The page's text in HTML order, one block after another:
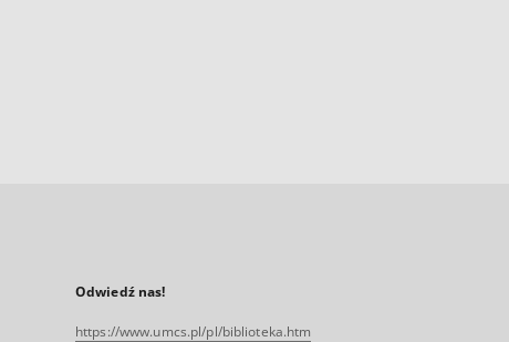
Odwiedź nas!
https://www.umcs.pl/pl/biblioteka.htm